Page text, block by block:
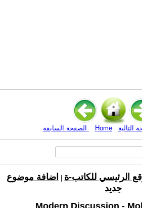
Home التالية
الرئيسي للكاتب-ة
اضافة موضوع
جديد
Modern Discussion -